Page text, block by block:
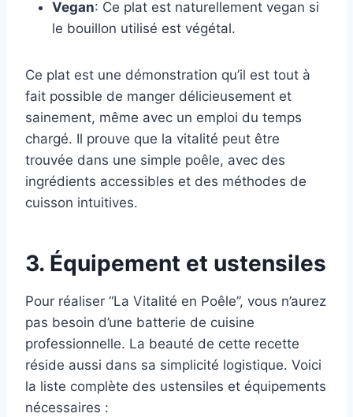
Vegan: Ce plat est naturellement vegan si
le bouillon utilisé est végétal.
Ce plat est une démonstration qu’il est tout à
fait possible de manger délicieusement et
sainement, même avec un emploi du temps
chargé. Il prouve que la vitalité peut être
trouvée dans une simple poêle, avec des
ingrédients accessibles et des méthodes de
cuisson intuitives.
3. Équipement et ustensiles
Pour réaliser “La Vitalité en Poêle”, vous n’aurez
pas besoin d’une batterie de cuisine
professionnelle. La beauté de cette recette
réside aussi dans sa simplicité logistique. Voici
la liste complète des ustensiles et équipements
nécessaires :